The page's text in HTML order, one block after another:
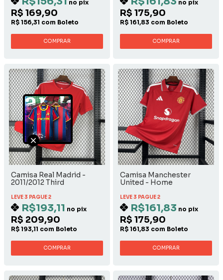
no pix
R$ 169,90
R$ 156,31 com Boleto
COMPRAR
no pix
R$ 175,90
R$ 161,83 com Boleto
COMPRAR
Camisa Real Madrid -
2011/2012 Third
LEVE 3 PAGUE 2
R$193,11 no pix
R$ 209,90
R$ 193,11 com Boleto
COMPRAR
Camisa Manchester
United - Home
LEVE 3 PAGUE 2
R$161,83 no pix
R$ 175,90
R$ 161,83 com Boleto
COMPRAR